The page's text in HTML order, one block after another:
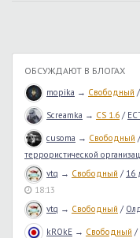
ОБСУЖДАЮТ В БЛОГАХ
mopika → Свободный /
Screamka → CS 1.6 /
cusoma → Свободный
террористической
vtq → Свободный / 16
18:13
vtq → Свободный /
kROkE → Свободный /